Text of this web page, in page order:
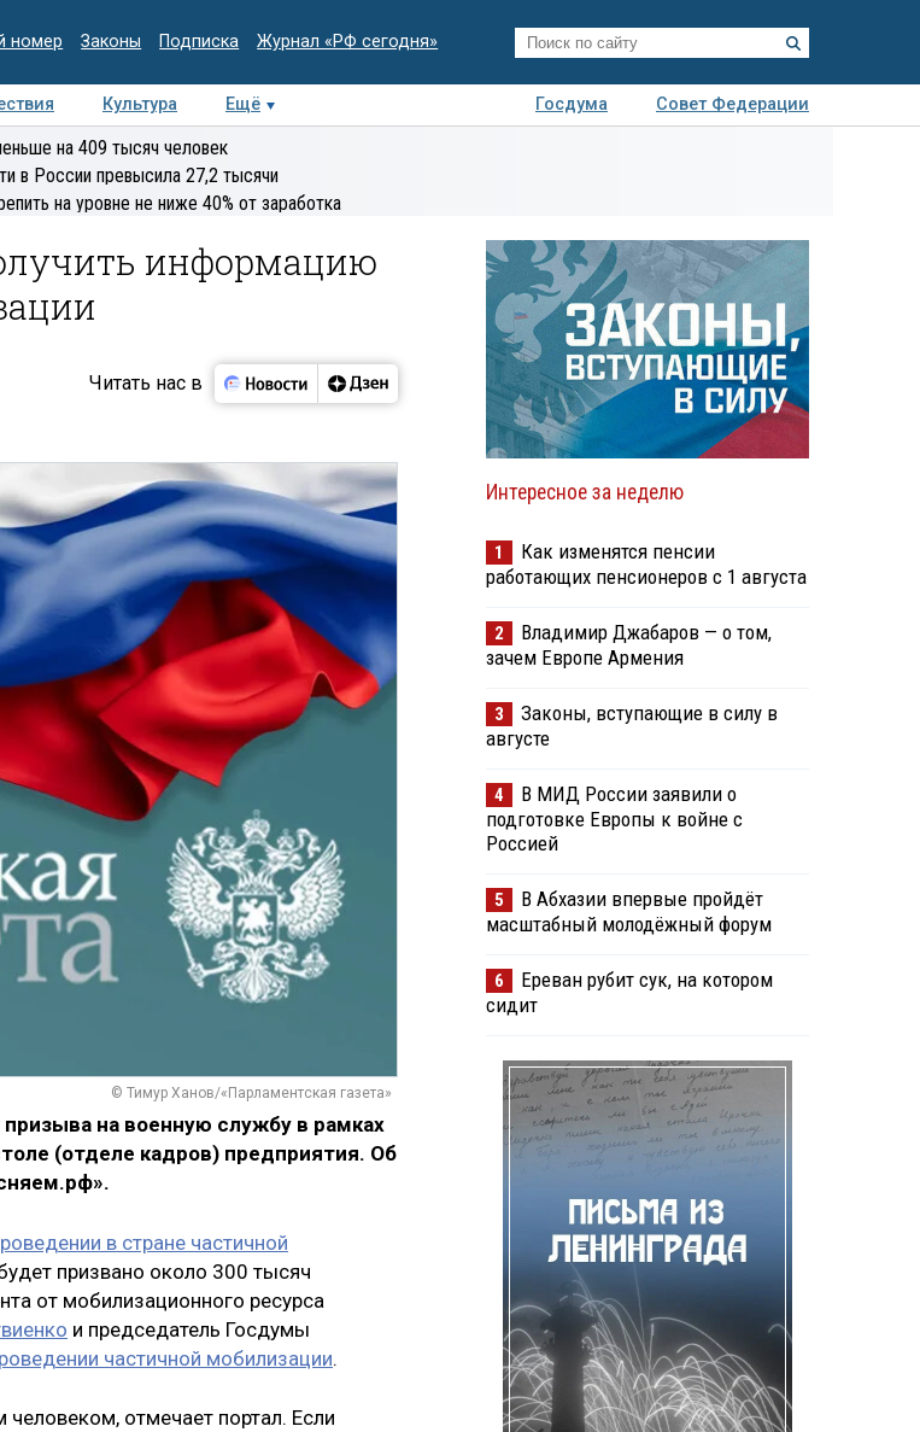
номер Законы Подписка Журнал «РФ сегодня»
Культура Ещё Госдума
Совет Федерации
Интервью Колумнисты
на 409 тысяч человек
в России превысила 27,2 тысячи
на уровне не ниже 40% от заработка
информацию
Читать нас в
© Тимур Ханов/«Парламентская газета»
на военную службу в рамках
(отделе кадров) предприятия. Об
в стране частичной
призвано около 300 тысяч
от мобилизационного ресурса
и председатель Госдумы
частичной мобилизации.
отмечает портал. Если
Интересное за неделю
1
Как изменятся пенсии
работающих пенсионеров с 1 августа
2
Владимир Джабаров — о том,
зачем Европе Армения
3
Законы, вступающие в силу в
августе
4
В МИД России заявили о
подготовке Европы к войне с
Россией
5
В Абхазии впервые пройдёт
масштабный молодёжный форум
6
Ереван рубит сук, на котором
сидит